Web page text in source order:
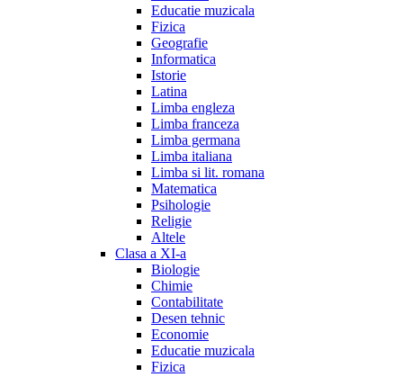
Educatie muzicala
Fizica
Geografie
Informatica
Istorie
Latina
Limba engleza
Limba franceza
Limba germana
Limba italiana
Limba si lit. romana
Matematica
Psihologie
Religie
Altele
Clasa a XI-a
Biologie
Chimie
Contabilitate
Desen tehnic
Economie
Educatie muzicala
Fizica